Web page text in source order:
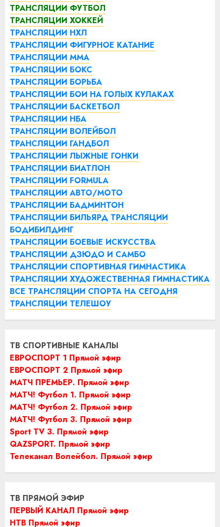
ТРАНСЛЯЦИИ ФУТБОЛ
ТРАНСЛЯЦИИ ХОККЕЙ
ТРАНСЛЯЦИИ НХЛ
ТРАНСЛЯЦИИ ФИГУРНОЕ КАТАНИЕ
ТРАНСЛЯЦИИ ММА
ТРАНСЛЯЦИИ БОКС
ТРАНСЛЯЦИИ БОРЬБА
ТРАНСЛЯЦИИ БОИ НА ГОЛЫХ КУЛАКАХ
ТРАНСЛЯЦИИ БАСКЕТБОЛ
ТРАНСЛЯЦИИ НБА
ТРАНСЛЯЦИИ ВОЛЕЙБОЛ
ТРАНСЛЯЦИИ ГАНДБОЛ
ТРАНСЛЯЦИИ ЛЫЖНЫЕ ГОНКИ
ТРАНСЛЯЦИИ БИАТЛОН
ТРАНСЛЯЦИИ FORMULA
ТРАНСЛЯЦИИ АВТО/МОТО
ТРАНСЛЯЦИИ БАДМИНТОН
ТРАНСЛЯЦИИ БИЛЬЯРД ТРАНСЛЯЦИИ
БОДИБИЛДИНГ
ТРАНСЛЯЦИИ БОЕВЫЕ ИСКУССТВА
ТРАНСЛЯЦИИ ДЗЮДО И САМБО
ТРАНСЛЯЦИИ СПОРТИВНАЯ ГИМНАСТИКА
ТРАНСЛЯЦИИ ХУДОЖЕСТВЕННАЯ ГИМНАСТИКА
ВСЕ ТРАНСЛЯЦИИ СПОРТА НА СЕГОДНЯ
ТРАНСЛЯЦИИ ТЕЛЕШОУ
ТВ СПОРТИВНЫЕ КАНАЛЫ
ЕВРОСПОРТ 1 Прямой эфир
ЕВРОСПОРТ 2 Прямой эфир
МАТЧ ПРЕМЬЕР. Прямой эфир
МАТЧ! Футбол 1. Прямой эфир
МАТЧ! Футбол 2. Прямой эфир
МАТЧ! Футбол 3. Прямой эфир
Sport TV 3. Прямой эфир
QAZSPORT. Прямой эфир
Телеканал Волейбол. Прямой эфир
ТВ ПРЯМОЙ ЭФИР
ПЕРВЫЙ КАНАЛ Прямой эфир
НТВ Прямой эфир